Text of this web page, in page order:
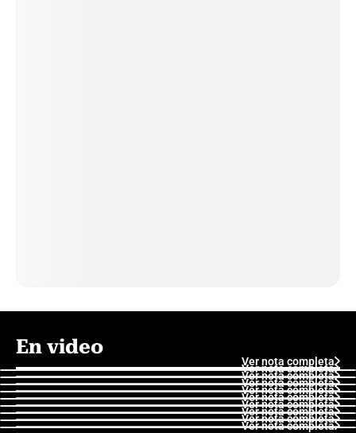
En video
Ver nota completa
Ver nota completa
Ver nota completa
Ver nota completa
Ver nota completa
Ver nota completa
Ver nota completa
Ver nota completa
Ver nota completa
Ver nota completa